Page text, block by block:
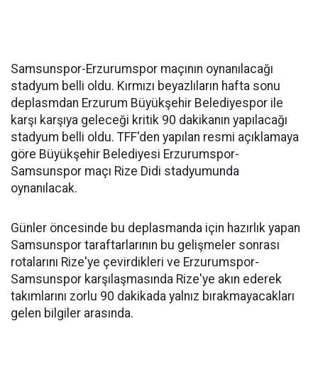
Samsunspor-Erzurumspor maçının oynanılacağı
stadyum belli oldu. Kırmızı beyazlıların hafta sonu
deplasmdan Erzurum Büyükşehir Belediyespor ile
karşı karşıya geleceği kritik 90 dakikanın yapılacağı
stadyum belli oldu. TFF'den yapılan resmi açıklamaya
göre Büyükşehir Belediyesi Erzurumspor-
Samsunspor maçı Rize Didi stadyumunda
oynanılacak.
Günler öncesinde bu deplasmanda için hazırlık yapan
Samsunspor taraftarlarının bu gelişmeler sonrası
rotalarını Rize'ye çevirdikleri ve Erzurumspor-
Samsunspor karşılaşmasında Rize'ye akın ederek
takımlarını zorlu 90 dakikada yalnız bırakmayacakları
gelen bilgiler arasında.